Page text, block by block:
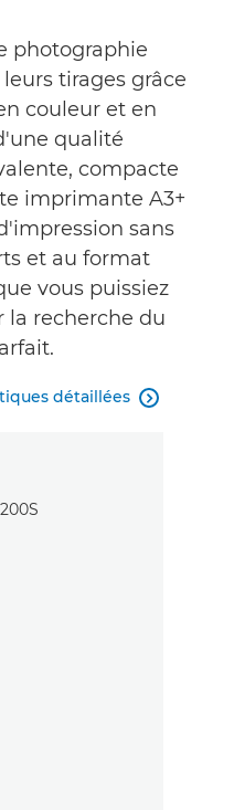
photographie
tirages grâce
couleur et en
qualité
compacte
imprimante A3+
sans
et au format
vous puissiez
la recherche du
détaillées 